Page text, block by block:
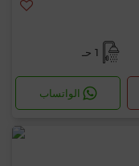
1 حـ
الواتساب